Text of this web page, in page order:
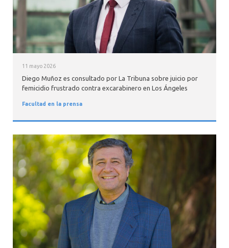
11 mayo 2026
Diego Muñoz es consultado por La Tribuna sobre juicio por
femicidio frustrado contra excarabinero en Los Ángeles
Facultad en la prensa